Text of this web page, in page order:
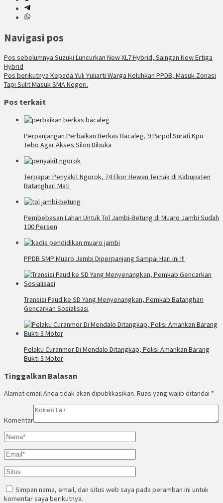
Navigasi pos
Pos sebelumnya Suzuki Luncurkan New XL7 Hybrid, Saingan New Ertiga
Hybrid
Pos berikutnya Kepada Yuli Yuliarti Warga Keluhkan PPDB, Masuk Zonasi
Tapi Sulit Masuk SMA Negeri.
Pos terkait
Perpanjangan Perbaikan Berkas Bacaleg, 9 Parpol Surati Kpu
Tebo Agar Akses Silon Dibuka
Terpapar Penyakit Ngorok, 74 Ekor Hewan Ternak di Kabupaten
Batanghari Mati
Pembebasan Lahan Untuk Tol Jambi-Betung di Muaro Jambi Sudah
100 Persen
PPDB SMP Muaro Jambi Diperpanjang Sampai Hari ini !!!
Transisi Paud ke SD Yang Menyenangkan, Pemkab Batanghari
Gencarkan Sosialisasi
Pelaku Curanmor Di Mendalo Ditangkap, Polisi Amankan Barang
Bukti 3 Motor
Tinggalkan Balasan
Alamat email Anda tidak akan dipublikasikan. Ruas yang wajib ditandai *
Komentar
Simpan nama, email, dan situs web saya pada peramban ini untuk
komentar saya berikutnya.